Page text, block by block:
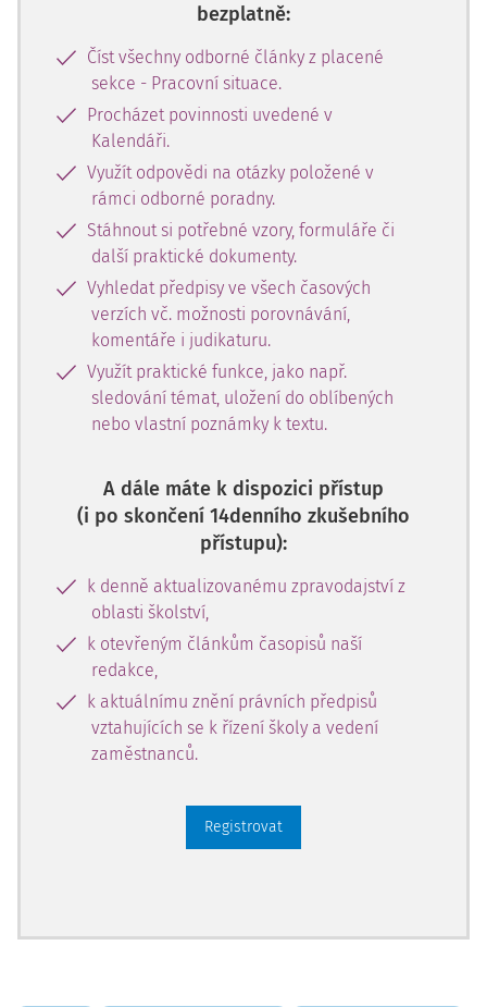
bezplatně:
Číst všechny odborné články z placené
sekce - Pracovní situace.
Procházet povinnosti uvedené v
Kalendáři.
Využít odpovědi na otázky položené v
rámci odborné poradny.
Stáhnout si potřebné vzory, formuláře či
další praktické dokumenty.
Vyhledat předpisy ve všech časových
verzích vč. možnosti porovnávání,
komentáře i judikaturu.
Využít praktické funkce, jako např.
sledování témat, uložení do oblíbených
nebo vlastní poznámky k textu.
A dále máte k dispozici přístup
(i po skončení 14denního zkušebního
přístupu):
k denně aktualizovanému zpravodajství z
oblasti školství,
k otevřeným článkům časopisů naší
redakce,
k aktuálnímu znění právních předpisů
vztahujících se k řízení školy a vedení
zaměstnanců.
Registrovat